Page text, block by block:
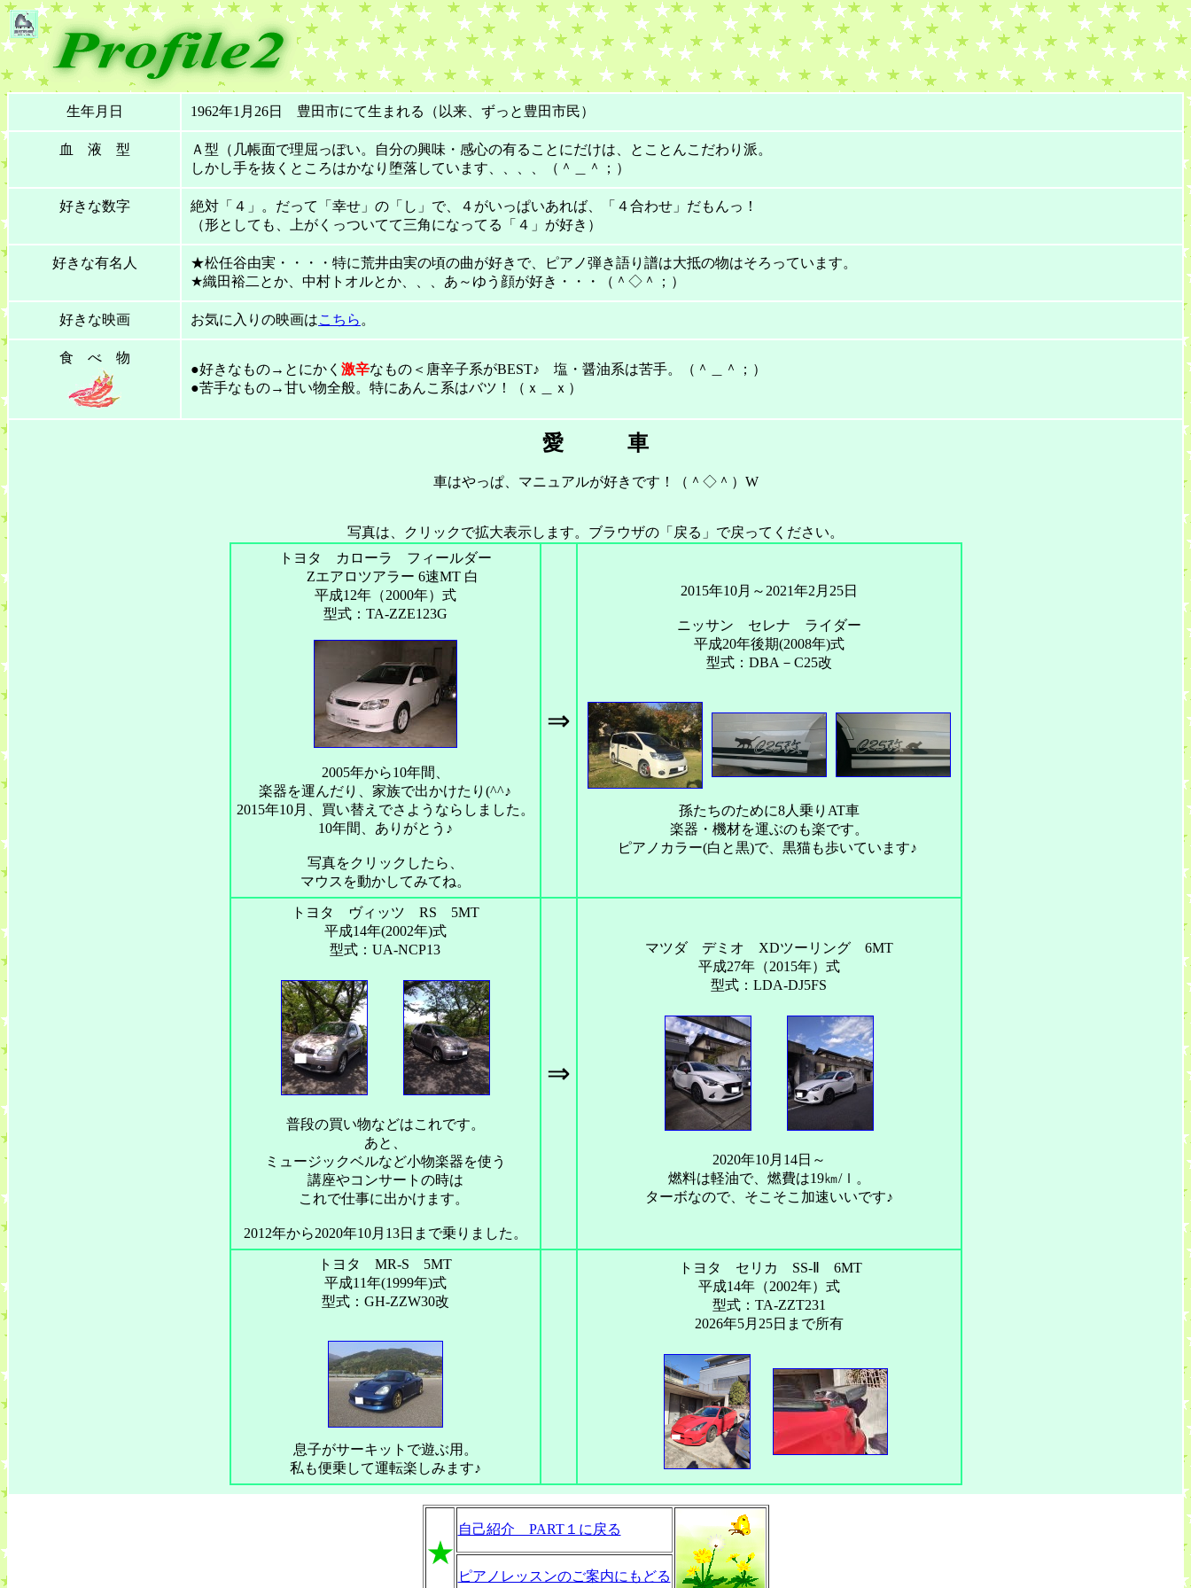
生年月日 1962年1月26日 豊田市にて生まれる（以来、ずっと豊田市民）
血 液 型
Ａ型（几帳面で理屈っぽい。自分の興味・感心の有ることにだけは、とことんこだわり派。
しかし手を抜くところはかなり堕落しています、、、、（＾＿＾；）
好きな数字
絶対「４」。だって「幸せ」の「し」で、４がいっぱいあれば、「４合わせ」だもんっ！
（形としても、上がくっついてて三角になってる「４」が好き）
好きな有名人
★松任谷由実・・・・特に荒井由実の頃の曲が好きで、ピアノ弾き語り譜は大抵の物はそろっています。
★織田裕二とか、中村トオルとか、、、あ～ゆう顔が好き・・・（＾◇＾；）
好きな映画 お気に入りの映画はこちら 。
食 べ 物
●好きなもの→とにかく 激辛なもの＜唐辛子系がBEST♪ 塩・醤油系は苦手。（＾＿＾；）
●苦手なもの→甘い物全般。特にあんこ系はバツ！（ｘ＿ｘ）
愛 車
車はやっぱ、マニュアルが好きです！（＾◇＾）W
写真は、クリックで拡大表示します。ブラウザの「戻る」で戻ってください。
トヨタ カローラ フィールダー
Zエアロツアラー 6速MT 白
平成12年（2000年）式
型式：TA-ZZE123G
2005年から10年間、
楽器を運んだり、家族で出かけたり(^^♪
2015年10月、買い替えでさようならしました。
10年間、ありがとう♪
写真をクリックしたら、
マウスを動かしてみてね。
⇒
2015年10月～2021年2月25日
ニッサン セレナ ライダー
平成20年後期(2008年)式
型式：DBA－C25改
孫たちのために8人乗りAT車
楽器・機材を運ぶのも楽です。
ピアノカラー(白と黒)で、黒猫も歩いています♪
トヨタ ヴィッツ RS 5MT
平成14年(2002年)式
型式：UA-NCP13
普段の買い物などはこれです。
あと、
ミュージックベルなど小物楽器を使う
講座やコンサートの時は
これで仕事に出かけます。
2012年から2020年10月13日まで乗りました。
⇒
マツダ デミオ XDツーリング6MT
平成27年（2015年）式
型式：LDA-DJ5FS
2020年10月14日～
燃料は軽油で、燃費は19㎞/ｌ。
ターボなので、そこそこ加速いいです♪
トヨタ MR-S 5MT
平成11年(1999年)式
型式：GH-ZZW30改
息子がサーキットで遊ぶ用。
私も便乗して運転楽しみます♪
トヨタ セリカ SS-Ⅱ 6MT
平成14年（2002年）式
型式： TA-ZZT231
2026年5月25日まで所有
★
自己紹介 PART１に戻る
ピアノレッスンのご案内にもどる